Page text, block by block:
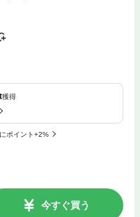
獲得
ポイント+2%
今すぐ買う